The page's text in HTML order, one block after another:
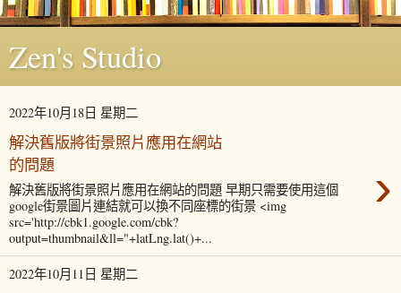
Zen's Studio
2022年10月18日 星期二
解決舊版將街景照片應用在網站
的問題
›
解決舊版將街景照片應用在網站的問題 早期只需要使用這個
google街景圖片連結就可以換不同座標的街景 <img
src='http://cbk1.google.com/cbk?
output=thumbnail&ll="+latLng.lat()+...
2022年10月11日 星期二